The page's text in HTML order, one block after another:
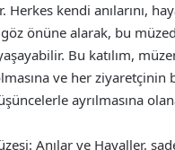
Herkes kendi anılarını,
önüne alarak, bu
Bu katılım,
ve her ziyaretçinin
ayrılmasına
Anılar ve Hayaller,